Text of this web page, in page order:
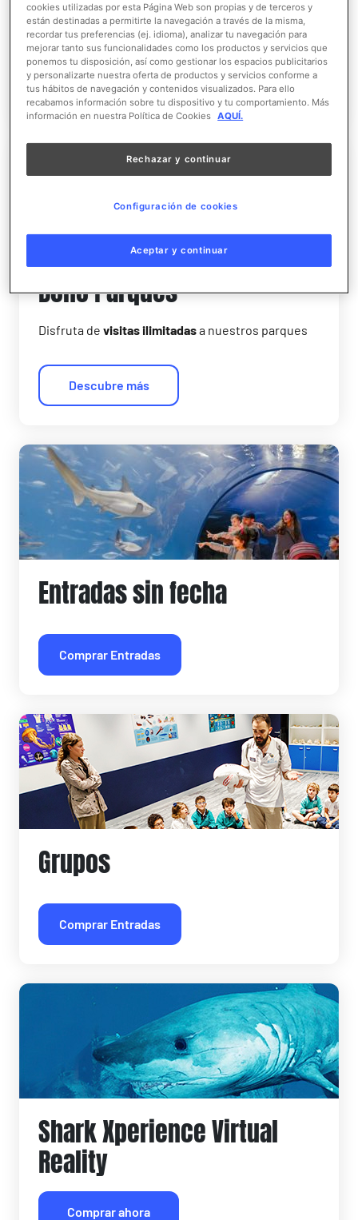
Entradas con fecha
Comprar Entradas
Bono Parques
Disfruta de visitas ilimitadasa nuestros parques
Descubre más
Entradas sin fecha
Comprar Entradas
Grupos
Comprar Entradas
Shark Xperience Virtual
Reality
Comprar ahora
cookies utilizadas por esta Página Web son propias y de terceros y
están destinadas a permitirte la navegación a través de la misma,
recordar tus preferencias (ej. idioma), analizar tu navegación para
mejorar tanto sus funcionalidades como los productos y servicios que
ponemos tu disposición, así como gestionar los espacios publicitarios
y personalizarte nuestra oferta de productos y servicios conforme a
tus hábitos de navegación y contenidos visualizados. Para ello
recabamos información sobre tu dispositivo y tu comportamiento. Más
información en nuestra Política de Cookies AQUÍ.
Rechazar y continuar
Aceptar y continuar
Configuración de cookies